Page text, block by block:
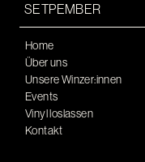
SETPEMBER
Home
Über uns
Unsere Winzer:innen
Events
Vinyl loslassen
Kontakt